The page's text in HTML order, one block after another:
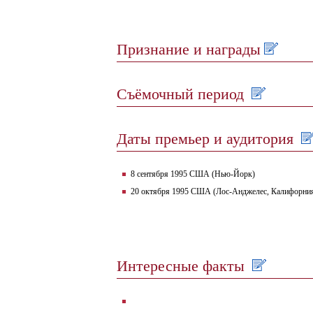
Признание и награды
Съёмочный период
Даты премьер и аудитория
8 сентября 1995 США (Нью-Йорк)
20 октября 1995 США (Лос-Анджелес,
Интересные факты